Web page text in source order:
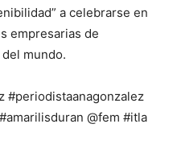
a celebrarse en
empresarias de
mundo.
#periodistaanagonzalez
@fem #itla